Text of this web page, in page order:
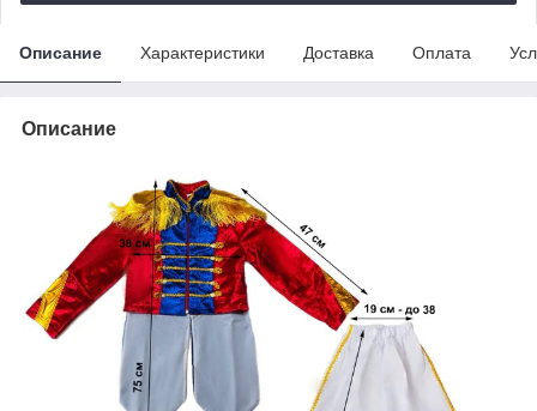
Описание Характеристики Доставка Оплата
Описание